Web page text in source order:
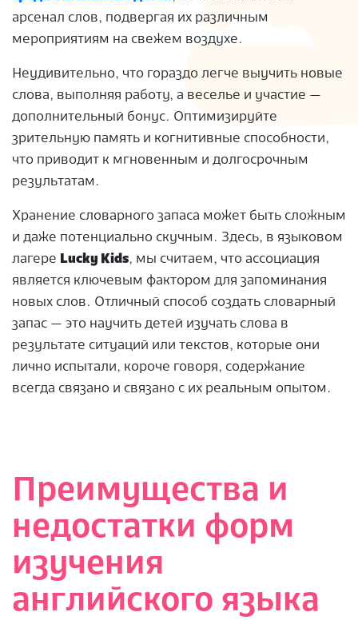
арсенал слов, подвергая их различным
мероприятиям на свежем воздухе.
Неудивительно, что гораздо легче выучить новые
слова, выполняя работу, а веселье и участие —
дополнительный бонус. Оптимизируйте
зрительную память и когнитивные способности,
что приводит к мгновенным и долгосрочным
результатам.
Хранение словарного запаса может быть сложным
и даже потенциально скучным. Здесь, в языковом
лагере Lucky Kids, мы считаем, что ассоциация
является ключевым фактором для запоминания
новых слов. Отличный способ создать словарный
запас — это научить детей изучать слова в
результате ситуаций или текстов, которые они
лично испытали, короче говоря, содержание
всегда связано и связано с их реальным опытом.
Преимущества и
недостатки форм
изучения
английского языка